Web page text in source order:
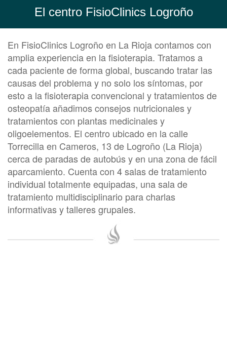
El centro FisioClinics Logroño
En FisioClinics Logroño en La Rioja contamos con
amplia experiencia en la fisioterapia. Tratamos a
cada paciente de forma global, buscando tratar las
causas del problema y no solo los síntomas, por
esto a la fisioterapia convencional y tratamientos de
osteopatía añadimos consejos nutricionales y
tratamientos con plantas medicinales y
oligoelementos. El centro ubicado en la calle
Torrecilla en Cameros, 13 de Logroño (La Rioja)
cerca de paradas de autobús y en una zona de fácil
aparcamiento. Cuenta con 4 salas de tratamiento
individual totalmente equipadas, una sala de
tratamiento multidisciplinario para charlas
informativas y talleres grupales.